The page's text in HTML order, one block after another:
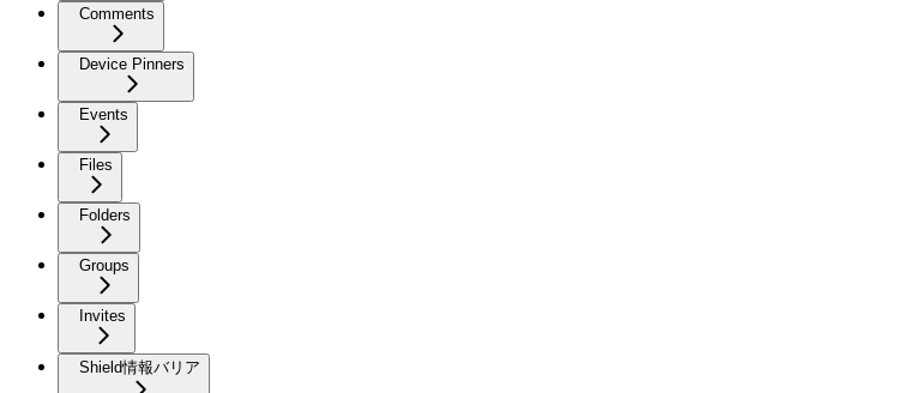
Comments
Device Pinners
Events
Files
Folders
Groups
Invites
Shield情報バリア